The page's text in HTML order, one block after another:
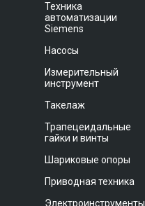
Техника
автоматизации
Siemens
Насосы
Измерительный
инструмент
Такелаж
Трапецеидальные
гайки и винты
Шариковые опоры
Приводная техника
Электроинструменты